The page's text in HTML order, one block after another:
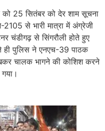
को 25 सितंबर को देर शाम सूचना
से भारी मात्रा में अंग्रेजी
चंडीगढ़ से सिंगरौली होते हुए
ही पुलिस ने एनएच-39 पाठक
चालक भागने की कोशिश करने